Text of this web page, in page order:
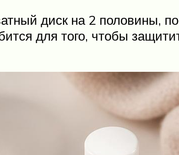
диск на 2 половины,
для того, чтобы